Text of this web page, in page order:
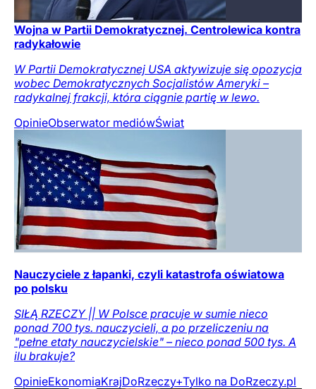
Wojna w Partii Demokratycznej. Centrolewica kontra
radykałowie
W Partii Demokratycznej USA aktywizuje się opozycja
wobec Demokratycznych Socjalistów Ameryki –
radykalnej frakcji, która ciągnie partię w lewo.
OpinieObserwator mediówŚwiat
Nauczyciele z łapanki, czyli katastrofa oświatowa
po polsku
SIŁĄ RZECZY || W Polsce pracuje w sumie nieco
ponad 700 tys. nauczycieli, a po przeliczeniu na
"pełne etaty nauczycielskie" – nieco ponad 500 tys. A
ilu brakuje?
OpinieEkonomiaKrajDoRzeczy+Tylko na DoRzeczy.pl